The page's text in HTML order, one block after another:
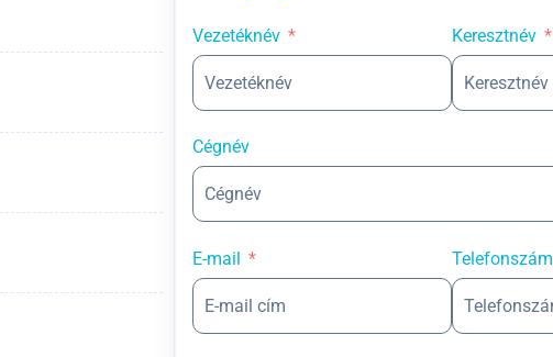
Vezetéknév Keresztnév
Cégnév
E-mail Telefonszám